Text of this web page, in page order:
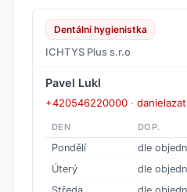
Dentální hygienistka
ICHTYS Plus s.r.o
Pavel Lukl
+420546220000 ·
DEN DOP.
Pondělí
dle
Úterý
dle